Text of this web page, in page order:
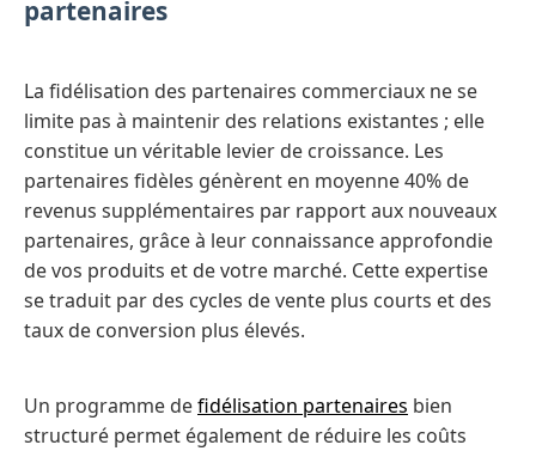
partenaires
La fidélisation des partenaires commerciaux ne se
limite pas à maintenir des relations existantes ; elle
constitue un véritable levier de croissance. Les
partenaires fidèles génèrent en moyenne 40% de
revenus supplémentaires par rapport aux nouveaux
partenaires, grâce à leur connaissance approfondie
de vos produits et de votre marché. Cette expertise
se traduit par des cycles de vente plus courts et des
taux de conversion plus élevés.
Un programme defidélisation partenaires bien
structuré permet également de réduire les coûts